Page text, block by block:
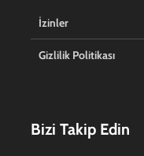
İzinler
Gizlilik Politikası
Bizi Takip Edin